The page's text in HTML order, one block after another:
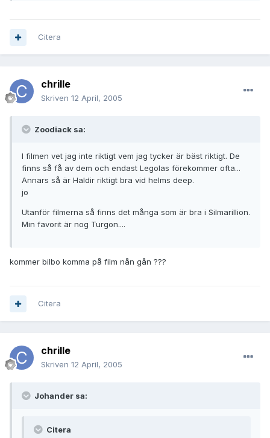
Citera
chrille
Skriven 12 April, 2005
Zoodiack sa:
I filmen vet jag inte riktigt vem jag tycker är bäst riktigt. De
finns så få av dem och endast Legolas förekommer ofta...
Annars så är Haldir riktigt bra vid helms deep.
jo
Utanför filmerna så finns det många som är bra i Silmarillion.
Min favorit är nog Turgon....
kommer bilbo komma på film nån gån ???
Citera
chrille
Skriven 12 April, 2005
Johander sa:
Citera